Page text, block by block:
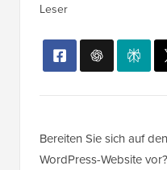
Leser
Bereiten Sie sich auf
WordPress-Website